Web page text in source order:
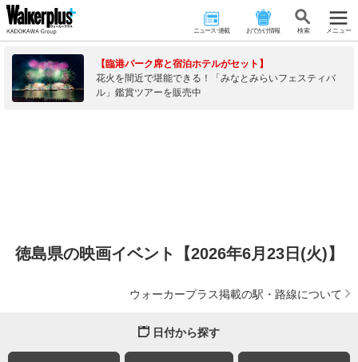
ニュース･連載 おでかけ情報 検 索 メニュー
【臨港パーク席と宿泊ホテルがセット】
花火を間近で堪能できる！「みなとみらいフェスティバ
ル」鑑賞ツアーを販売中
徳島県の映画イベント【2026年6月23日(火)】
ウォーカープラス掲載の駅・路線について
日付から探す